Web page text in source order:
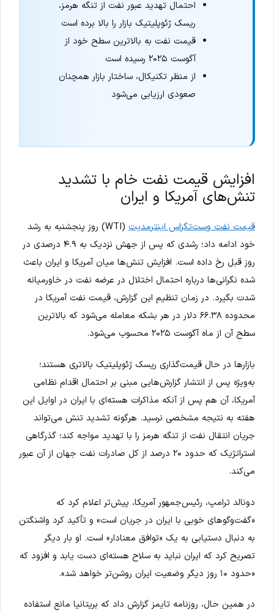
احتمال تهدید عبور نفت از تنگه هرمز،
ریسک ژئوپلیتیک بازار را بالا برده است
قیمت نفت به بالاترین سطح خود از
آگوست ۲۰۲۵ رسیده است
از منظر تکنیکال، ساختار بازار همچنان
صعودی ارزیابی می‌شود
افزایش قیمت نفت خام با تشدید
تنش‌های آمریکا و ایران
قیمت نفت وست‌تگزاس اینترمدیت
(WTI) روز پنجشنبه به رشد
خود ادامه داد؛ رشدی که پس از جهش نزدیک به ۴.۹ درصدی در
روز قبل رخ داده است. افزایش تنش‌ها میان آمریکا و ایران باعث
شده نگرانی‌ها درباره احتمال اختلال در عرضه نفت در خاورمیانه
شدت بگیرد. در زمان تنظیم این گزارش، قیمت نفت آمریکا در
محدوده ۶۶.۳۸ دلار در هر بشکه معامله می‌شود که بالاترین
سطح آن از ماه آگوست ۲۰۲۵ محسوب می‌شود.
بازارها در حال قیمت‌گذاری ریسک ژئوپلیتیک بالاتری هستند؛
به‌ویژه پس از انتشار گزارش‌هایی مبنی بر احتمال اقدام نظامی
آمریکا، آن هم پس از آنکه مذاکرات هسته‌ای با ایران در اوایل این
هفته به نتیجه مشخصی نرسید. هرگونه تشدید تنش می‌تواند
جریان انتقال نفت از تنگه هرمز را با تهدید مواجه کند؛ گذرگاهی
استراتژیک که حدود ۲۰ درصد از کل صادرات نفت جهان از آن عبور
می‌کند.
دونالد ترامپ، رئیس‌جمهور آمریکا، پیش‌تر اعلام کرد که
«گفت‌وگوهای خوبی با ایران در جریان است» و تأکید کرد واشنگتن
به دنبال دستیابی به یک «توافق معنادار» است. او بار دیگر
تصریح کرد که ایران نباید به سلاح هسته‌ای دست یابد و افزود که
«حدود ۱۰ روز دیگر وضعیت ایران روشن‌تر خواهد شد».
در همین حال، روزنامه تایمز گزارش داد که بریتانیا مانع استفاده